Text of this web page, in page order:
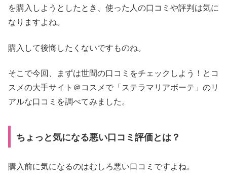
を購入しようとしたとき、使った人の口コミや評判は気に
なりますよね。
購入して後悔したくないですものね。
そこで今回、まずは世間の口コミをチェックしよう！とコ
スメの大手サイト＠コスメで「ステラマリアボーテ」のリ
アルな口コミを調べてみました。
ちょっと気になる悪い口コミ評価とは？
購入前に気になるのはむしろ悪い口コミですよね。